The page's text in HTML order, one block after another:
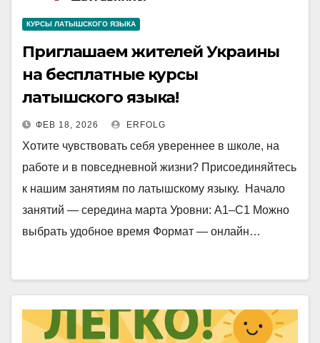
КУРСЫ ЛАТЫШСКОГО ЯЗЫКА
Приглашаем жителей Украины
на бесплатные курсы
латышского языка!
ФЕВ 18, 2026 ERFOLG
Хотите чувствовать себя увереннее в школе, на
работе и в повседневной жизни? Присоединяйтесь
к нашим занятиям по латышскому языку. Начало
занятий — середина марта Уровни: A1–C1 Можно
выбрать удобное время Формат — онлайн…